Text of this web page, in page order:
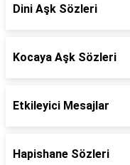
Dini Aşk Sözleri
Kocaya Aşk Sözleri
Etkileyici Mesajlar
Hapishane Sözleri